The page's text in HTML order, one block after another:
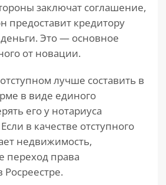
заключат соглашение,
предоставит кредитору
Это — основное
от новации.
лучше составить в
в виде единого
его у нотариуса
в качестве отступного
недвижимость,
переход права
Росреестре.